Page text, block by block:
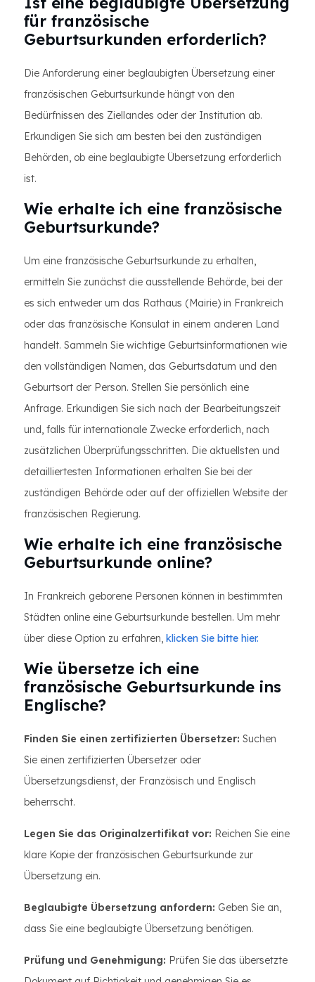
für französische
Geburtsurkunden erforderlich?
Die Anforderung einer beglaubigten Übersetzung einer
französischen Geburtsurkunde hängt von den
Bedürfnissen des Ziellandes oder der Institution ab.
Erkundigen Sie sich am besten bei den zuständigen
Behörden, ob eine beglaubigte Übersetzung erforderlich
ist.
Wie erhalte ich eine französische
Geburtsurkunde?
Um eine französische Geburtsurkunde zu erhalten,
ermitteln Sie zunächst die ausstellende Behörde, bei der
es sich entweder um das Rathaus (Mairie) in Frankreich
oder das französische Konsulat in einem anderen Land
handelt. Sammeln Sie wichtige Geburtsinformationen wie
den vollständigen Namen, das Geburtsdatum und den
Geburtsort der Person. Stellen Sie persönlich eine
Anfrage. Erkundigen Sie sich nach der Bearbeitungszeit
und, falls für internationale Zwecke erforderlich, nach
zusätzlichen Überprüfungsschritten. Die aktuellsten und
detailliertesten Informationen erhalten Sie bei der
zuständigen Behörde oder auf der offiziellen Website der
französischen Regierung.
Wie erhalte ich eine französische
Geburtsurkunde online?
In Frankreich geborene Personen können in bestimmten
Städten online eine Geburtsurkunde bestellen. Um mehr
über diese Option zu erfahren, klicken Sie bitte hier.
Wie übersetze ich eine
französische Geburtsurkunde ins
Englische?
Finden Sie einen zertifizierten Übersetzer: Suchen
Sie einen zertifizierten Übersetzer oder
Übersetzungsdienst, der Französisch und Englisch
beherrscht.
Legen Sie das Originalzertifikat vor: Reichen Sie eine
klare Kopie der französischen Geburtsurkunde zur
Übersetzung ein.
Beglaubigte Übersetzung anfordern: Geben Sie an,
dass Sie eine beglaubigte Übersetzung benötigen.
Prüfung und Genehmigung: Prüfen Sie das übersetzte